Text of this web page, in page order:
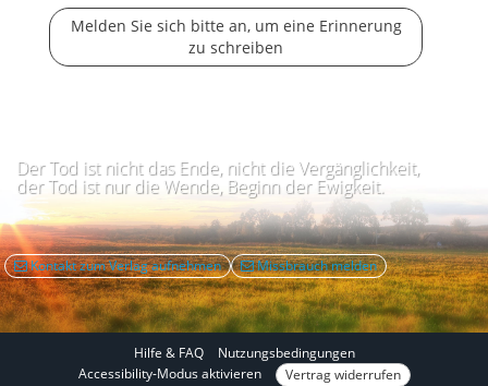
Melden Sie sich bitte an, um eine Erinnerung
zu schreiben
Der Tod ist nicht das Ende, nicht die Vergänglichkeit,
der Tod ist nur die Wende, Beginn der Ewigkeit.
Kontakt zum Verlag aufnehmen Missbrauch melden
Hilfe & FAQ
Nutzungsbedingungen
IAccessibility-Modus aktivieren Vertrag widerrufen